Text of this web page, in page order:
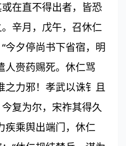
在直不得出者，皆恐
辛月，戊午，召休仁
今夕停尚书下省宿，明
人赍药赐死。休仁骂
之力邪！孝武以诛钅且
复为尔，宋祚其得久
疾乘舆出端门，休仁